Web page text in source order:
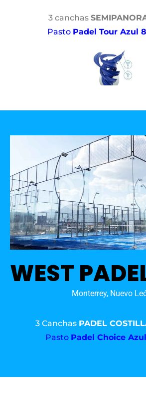
3 canchas
Pasto Padel Tour Azul
WEST
Monterrey, Nuevo
3 Canchas PADEL
Pasto Padel Choice